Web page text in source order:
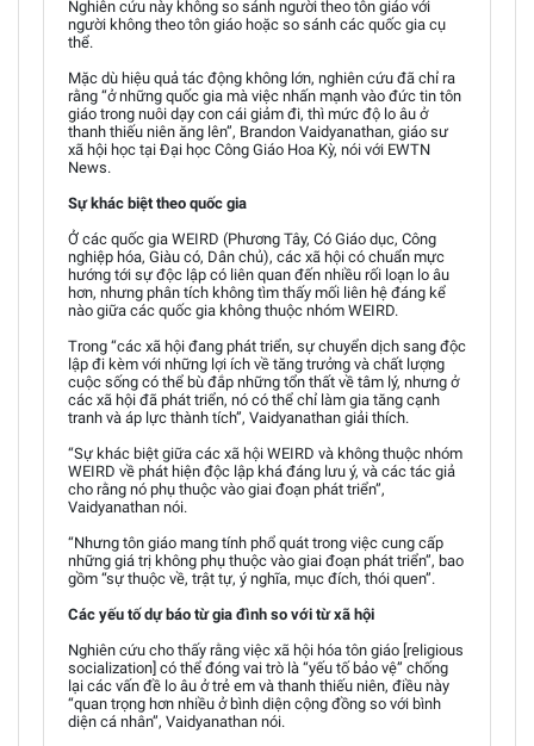
Nghiên cứu này không so sánh người theo tôn giáo với
người không theo tôn giáo hoặc so sánh các quốc gia cụ
thể.
Mặc dù hiệu quả tác động không lớn, nghiên cứu đã chỉ ra
rằng “ở những quốc gia mà việc nhấn mạnh vào đức tin tôn
giáo trong nuôi dạy con cái giảm đi, thì mức độ lo âu ở
thanh thiếu niên ăng lên”, Brandon Vaidyanathan, giáo sư
xã hội học tại Đại học Công Giáo Hoa Kỳ, nói với EWTN
News.
Sự khác biệt theo quốc gia
Ở các quốc gia WEIRD (Phương Tây, Có Giáo dục, Công
nghiệp hóa, Giàu có, Dân chủ), các xã hội có chuẩn mực
hướng tới sự độc lập có liên quan đến nhiều rối loạn lo âu
hơn, nhưng phân tích không tìm thấy mối liên hệ đáng kể
nào giữa các quốc gia không thuộc nhóm WEIRD.
Trong “các xã hội đang phát triển, sự chuyển dịch sang độc
lập đi kèm với những lợi ích về tăng trưởng và chất lượng
cuộc sống có thể bù đắp những tổn thất về tâm lý, nhưng ở
các xã hội đã phát triển, nó có thể chỉ làm gia tăng cạnh
tranh và áp lực thành tích”, Vaidyanathan giải thích.
“Sự khác biệt giữa các xã hội WEIRD và không thuộc nhóm
WEIRD về phát hiện độc lập khá đáng lưu ý, và các tác giả
cho rằng nó phụ thuộc vào giai đoạn phát triển”,
Vaidyanathan nói.
“Nhưng tôn giáo mang tính phổ quát trong việc cung cấp
những giá trị không phụ thuộc vào giai đoạn phát triển”, bao
gồm “sự thuộc về, trật tự, ý nghĩa, mục đích, thói quen”.
Các yếu tố dự báo từ gia đình so với từ xã hội
Nghiên cứu cho thấy rằng việc xã hội hóa tôn giáo [religious
socialization] có thể đóng vai trò là “yếu tố bảo vệ” chống
lại các vấn đề lo âu ở trẻ em và thanh thiếu niên, điều này
“quan trọng hơn nhiều ở bình diện cộng đồng so với bình
diện cá nhân”, Vaidyanathan nói.